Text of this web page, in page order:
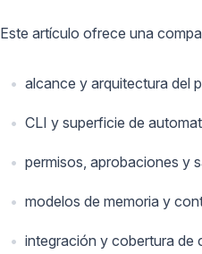
Este artículo ofrece una
alcance y arquitectura del
CLI y superficie de
permisos, aprobaciones y
modelos de memoria y
integración y cobertura de